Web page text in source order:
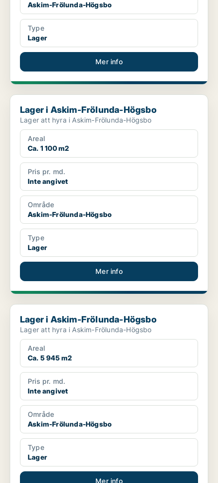
Askim-Frölunda-Högsbo
Type
Lager
Mer info
Lager i Askim-Frölunda-Högsbo
Lager i Askim-Frölunda-Högsbo
Lager att hyra i Askim-Frölunda-Högsbo
Areal
Ca. 1 100 m2
Pris pr. md.
Inte angivet
Område
Askim-Frölunda-Högsbo
Type
Lager
Mer info
Lager i Askim-Frölunda-Högsbo
Lager i Askim-Frölunda-Högsbo
Lager att hyra i Askim-Frölunda-Högsbo
Areal
Ca. 5 945 m2
Pris pr. md.
Inte angivet
Område
Askim-Frölunda-Högsbo
Type
Lager
Mer info